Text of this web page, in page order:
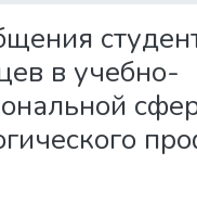
в учебно-